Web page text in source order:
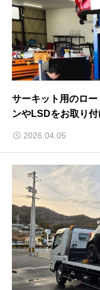
サーキット用のロ
ンやLSDをお取り付
2026.04.05